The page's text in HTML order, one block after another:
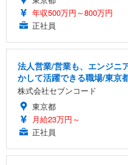
年収500万円～800万円
正社員
法人営業/営業も、エンジニ
かして活躍できる職場/東京
株式会社セブンコード
東京都
月給23万円～
正社員